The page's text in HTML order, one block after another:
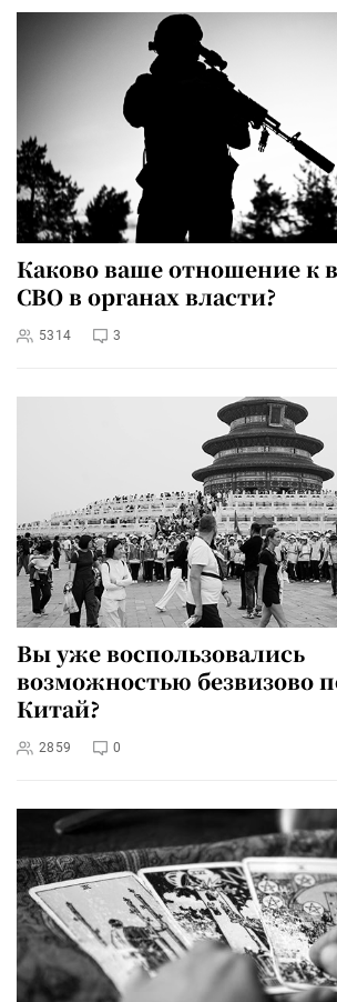
Каково ваше отношение к
СВО в органах власти?
5314 3
Вы уже воспользовались
возможностью безвизово
Китай?
2859 0